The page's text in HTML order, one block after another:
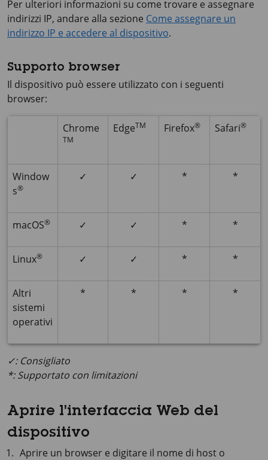
Per ulteriori informazioni su come trovare e assegnare
indirizzi IP, andare alla sezione Come assegnare un
indirizzo IP e accedere al dispositivo.
Supporto browser
Il dispositivo può essere utilizzato con i seguenti
browser:
Chrome
TM
EdgeTM Firefox® Safari®
Window
s®
✓ ✓ * *
macOS® ✓ ✓ * *
Linux® ✓ ✓ * *
Altri
sistemi
operativi
* * * *
✓: Consigliato
*: Supportato con limitazioni
Aprire l'interfaccia Web del
dispositivo
Aprire un browser e digitare il nome di host o